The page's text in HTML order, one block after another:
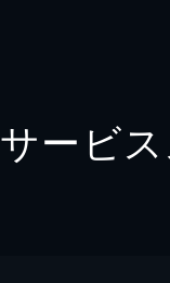
サービ